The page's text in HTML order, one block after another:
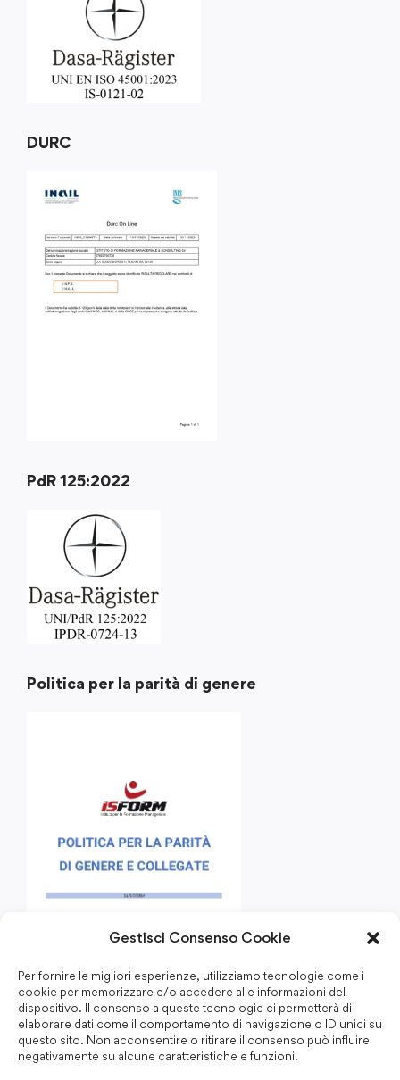
Gestisci Consenso Cookie
Per fornire le migliori esperienze, utilizziamo tecnologie come i
cookie per memorizzare e/o accedere alle informazioni del
dispositivo. Il consenso a queste tecnologie ci permetterà di
elaborare dati come il comportamento di navigazione o ID unici su
questo sito. Non acconsentire o ritirare il consenso può influire
negativamente su alcune caratteristiche e funzioni.
DURC
PdR 125:2022
Politica per la parità di genere